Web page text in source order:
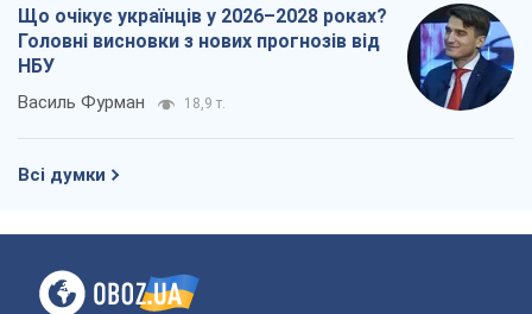
Що очікує українців у 2026–2028 роках?
Головні висновки з нових прогнозів від
НБУ
Василь Фурман 18,9 т.
Всі думки